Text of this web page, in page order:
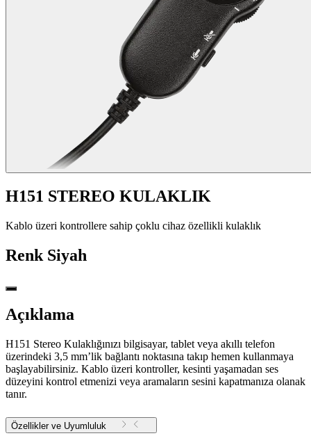
H151 STEREO KULAKLIK
Kablo üzeri kontrollere sahip çoklu cihaz özellikli kulaklık
Renk Siyah
Açıklama
H151 Stereo Kulaklığınızı bilgisayar, tablet veya akıllı telefon
üzerindeki 3,5 mm’lik bağlantı noktasına takıp hemen kullanmaya
başlayabilirsiniz. Kablo üzeri kontroller, kesinti yaşamadan ses
düzeyini kontrol etmenizi veya aramaların sesini kapatmanıza olanak
tanır.
Özellikler ve Uyumluluk